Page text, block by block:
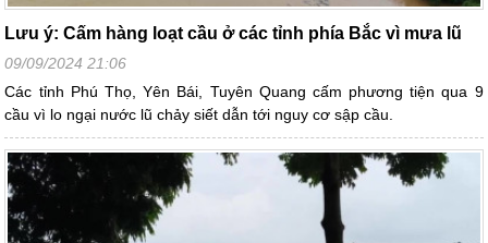
Lưu ý: Cấm hàng loạt cầu ở các tỉnh phía Bắc vì mưa lũ
09/09/2024 21:06
Các tỉnh Phú Thọ, Yên Bái, Tuyên Quang cấm phương tiện qua 9
cầu vì lo ngại nước lũ chảy siết dẫn tới nguy cơ sập cầu.